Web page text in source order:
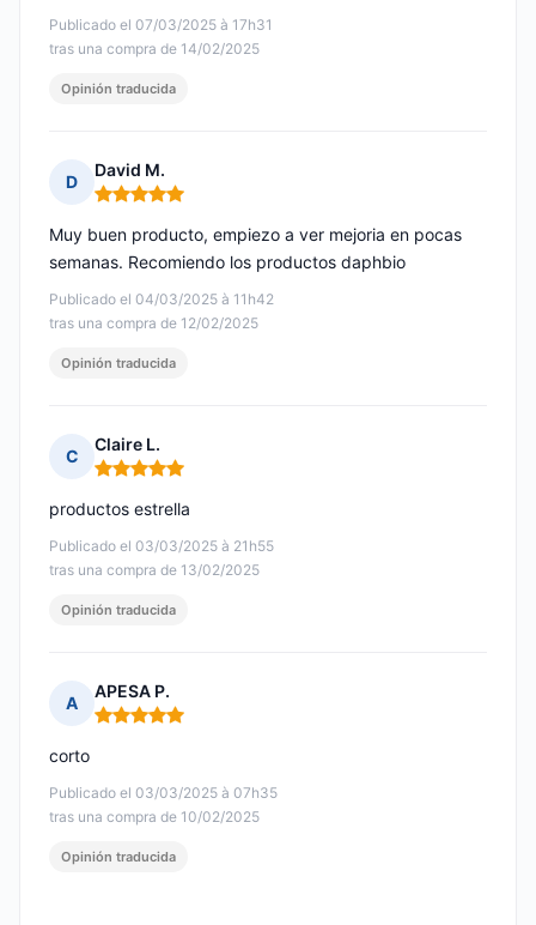
Publicado el 07/03/2025 à 17h31
tras una compra de 14/02/2025
Opinión traducida
D
David M.
Nota: 5 de 5
Publicado el 04/03/2025 à 11h42
tras una compra de 12/02/2025
Muy buen producto, empiezo a ver mejoria en pocas
semanas. Recomiendo los productos daphbio
Opinión traducida
C
Claire L.
Nota: 5 de 5
Publicado el 03/03/2025 à 21h55
tras una compra de 13/02/2025
productos estrella
Opinión traducida
A
APESA P.
Nota: 5 de 5
Publicado el 03/03/2025 à 07h35
tras una compra de 10/02/2025
corto
Opinión traducida